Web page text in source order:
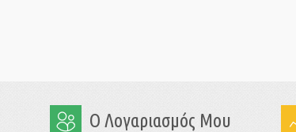
Ο Λογαριασμός Μου